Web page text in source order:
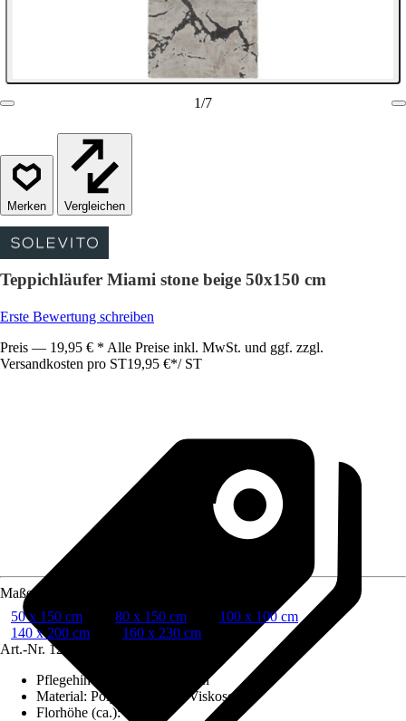
1/7
Vergleichen
Teppichläufer Miami stone beige 50x150 cm
Erste Bewertung schreiben
Preis — 19,95 € * Alle Preise inkl. MwSt. und ggf. zzgl.
Versandkosten pro ST19,95 €*/ ST
Maße (BxL)
50 x 150 cm
80 x 150 cm
100 x 100 cm
140 x 200 cm
160 x 230 cm
Art.-Nr. 12097887
Pflegehinweis
Nicht waschen
Material: Polyester (PES), Viskose
Florhöhe (ca.):